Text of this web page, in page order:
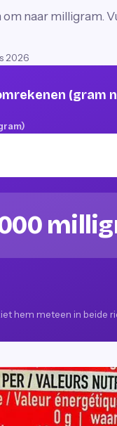
naar milligram.
2026
(gram
hem meteen in beide